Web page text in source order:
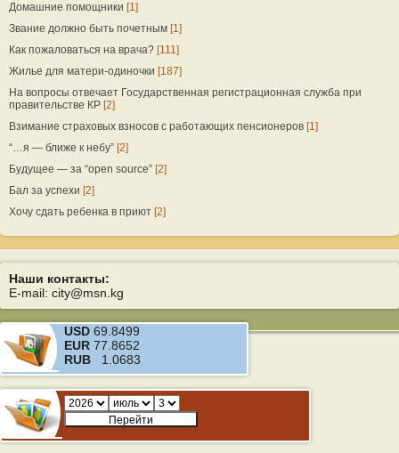
Домашние помощники [1]
Звание должно быть почетным [1]
Как пожаловаться на врача? [111]
Жилье для матери-одиночки [187]
На вопросы отвечает Государственная регистрационная служба при
правительстве КР [2]
Взимание страховых взносов с работающих пенсионеров [1]
“…я — ближе к небу” [2]
Будущее — за “open source” [2]
Бал за успехи [2]
Хочу сдать ребенка в приют [2]
Наши контакты:
E-mail: city@msn.kg
USD 69.8499
EUR 77.8652
RUB 1.0683